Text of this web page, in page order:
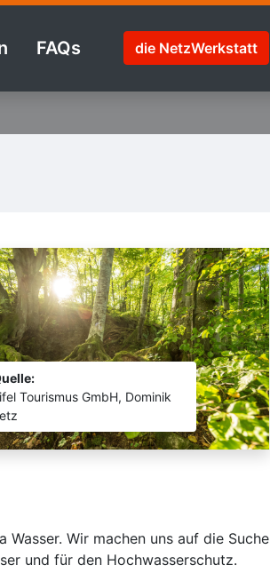
FAQs die NetzWerkstatt
Tourismus GmbH, Dominik
Wir machen uns auf die Suche
und für den Hochwas­serschutz.